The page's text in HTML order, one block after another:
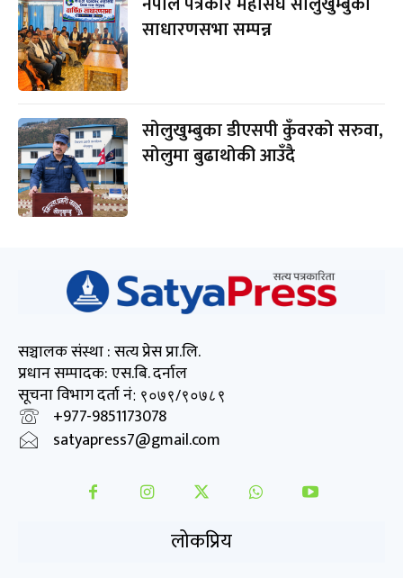
साधारणसभा सम्पन्न
सोलुखुम्बुका डीएसपी कुँवरको सरुवा,
सोलुमा बुढाथोकी आउँदै
सञ्चालक संस्था : सत्य प्रेस प्रा.लि.
प्रधान सम्पादक: एस.बि. दर्नाल
सूचना विभाग दर्ता नं: ९०७९/९०७८९
+977-9851173078
satyapress7@gmail.com
लोकप्रिय